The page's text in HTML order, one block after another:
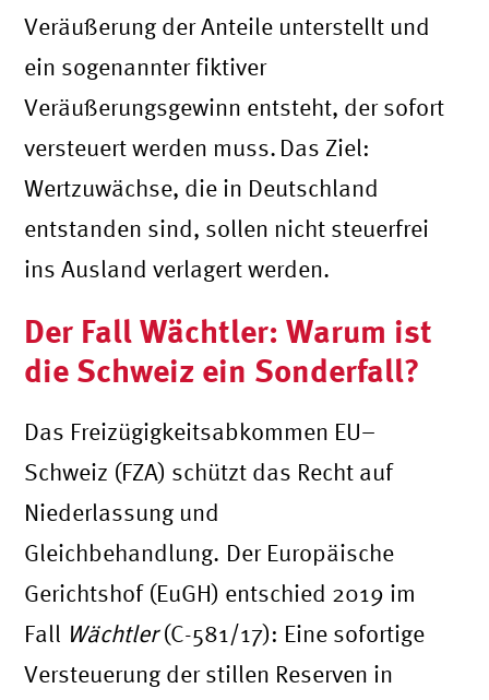
Veräußerung der Anteile unterstellt und
ein sogenannter fiktiver
Veräußerungsgewinn entsteht, der sofort
versteuert werden muss. Das Ziel:
Wertzuwächse, die in Deutschland
entstanden sind, sollen nicht steuerfrei
ins Ausland verlagert werden.
Der Fall Wächtler: Warum ist
die Schweiz ein Sonderfall?
Das Freizügigkeitsabkommen EU–
Schweiz (FZA) schützt das Recht auf
Niederlassung und
Gleichbehandlung. Der Europäische
Gerichtshof (EuGH) entschied 2019 im
Fall Wächtler(C-581/17): Eine sofortige
Versteuerung der stillen Reserven in